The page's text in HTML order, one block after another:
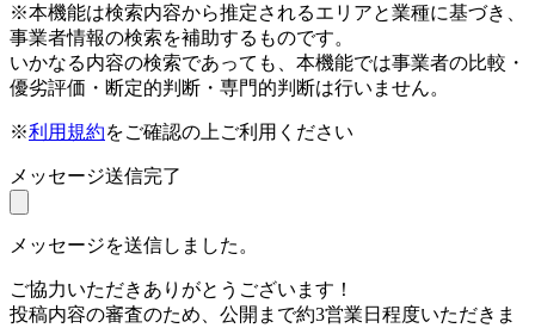
※本機能は検索内容から推定されるエリアと業種に基づき、
事業者情報の検索を補助するものです。
いかなる内容の検索であっても、本機能では事業者の比較・
優劣評価・断定的判断・専門的判断は行いません。
※利用規約をご確認の上ご利用ください
メッセージ送信完了
メッセージを送信しました。
ご協力いただきありがとうございます！
投稿内容の審査のため、公開まで約3営業日程度いただきま